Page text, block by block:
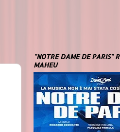
"NOTRE DAME DE PARIS"
MAHEU